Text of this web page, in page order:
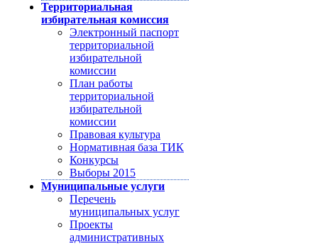
Территориальная
избирательная комиссия
Электронный паспорт
территориальной
избирательной
комиссии
План работы
территориальной
избирательной
комиссии
Правовая культура
Нормативная база ТИК
Конкурсы
Выборы 2015
Муниципальные услуги
Перечень
муниципальных услуг
Проекты
административных